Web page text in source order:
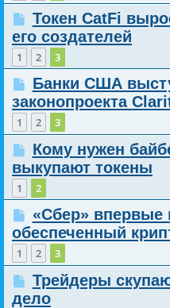
Токен CatFi
его создателей
1 2 3
Банки США
законопроекта
1 2 3
Кому нужен
выкупают токены
1 2
«Сбер» впервые
обеспеченный
1 2 3
Трейдеры
дело